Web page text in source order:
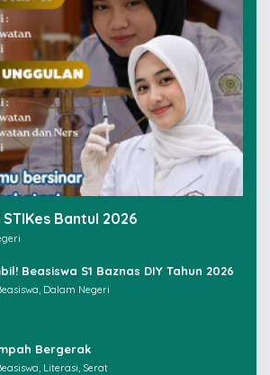
Bantul 2026
Beasiswa S1 Baznas DIY Tahun 2026
Dalam Negeri
Bergerak
Literasi, Serat